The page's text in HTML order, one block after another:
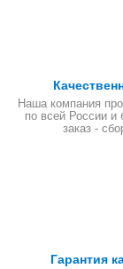
Наша компания
по всей России
заказ -
Гарантия